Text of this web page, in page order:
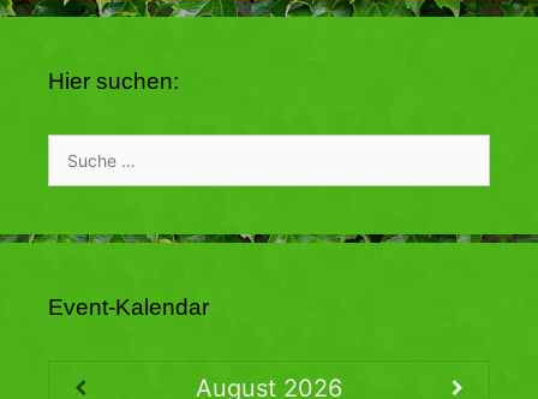
Hier suchen:
nach:
Event-Kalendar
August 2026